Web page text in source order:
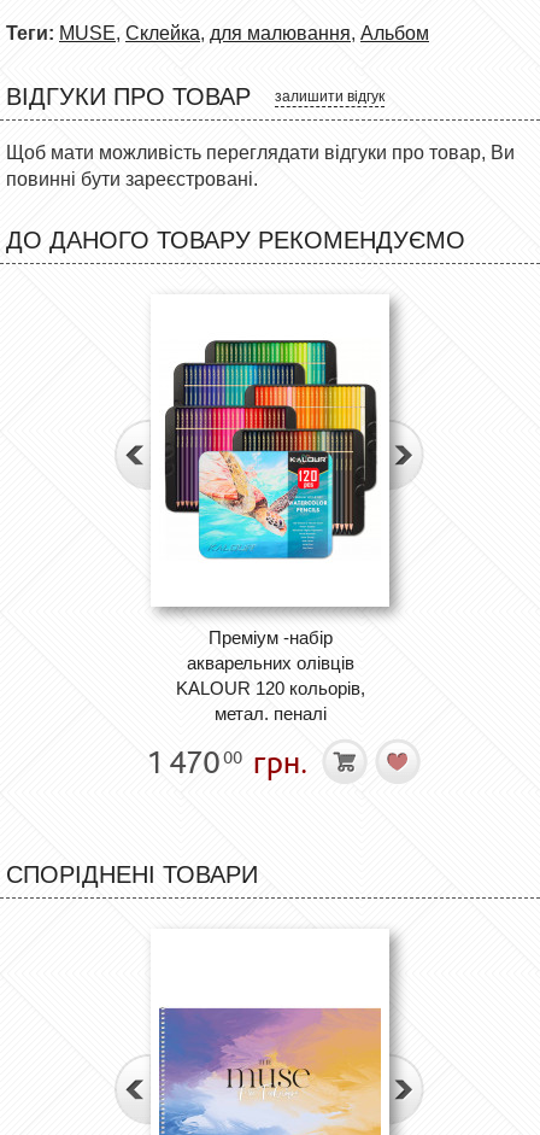
Теги: MUSE, Склейка, для малювання, Альбом
ВІДГУКИ ПРО ТОВАР залишити відгук
Щоб мати можливість переглядати відгуки про товар, Ви
повинні бути зареєстровані.
ДО ДАНОГО ТОВАРУ РЕКОМЕНДУЄМО
Преміум -набір
акварельних олівців
KALOUR 120 кольорів,
метал. пеналі
1 47000 грн.
СПОРІДНЕНІ ТОВАРИ